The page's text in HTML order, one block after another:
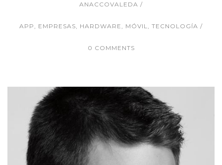
ANACCOVALEDA
APP , EMPRESAS, HARDWARE , MÓVIL, TECNOLOGÍA
0 COMMENTS